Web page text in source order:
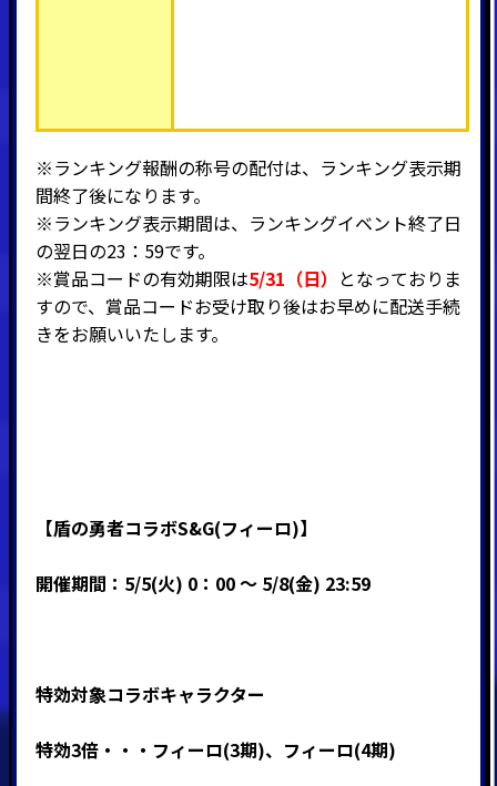
※ランキング報酬の称号の配付は、ランキング表示期
間終了後になります。
※ランキング表示期間は、ランキングイベント終了日
の翌日の23：59です。
※賞品コードの有効期限は5/31（日） となっておりま
すので、賞品コードお受け取り後はお早めに配送手続
きをお願いいたします。
【盾の勇者コラボS&G(フィーロ)】
開催期間：5/5(火) 0：00 ～ 5/8(金) 23:59
特効対象コラボキャラクター
特効3倍・・・フィーロ(3期)、フィーロ(4期)